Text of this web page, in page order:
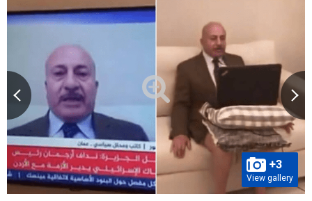
+3
View gallery